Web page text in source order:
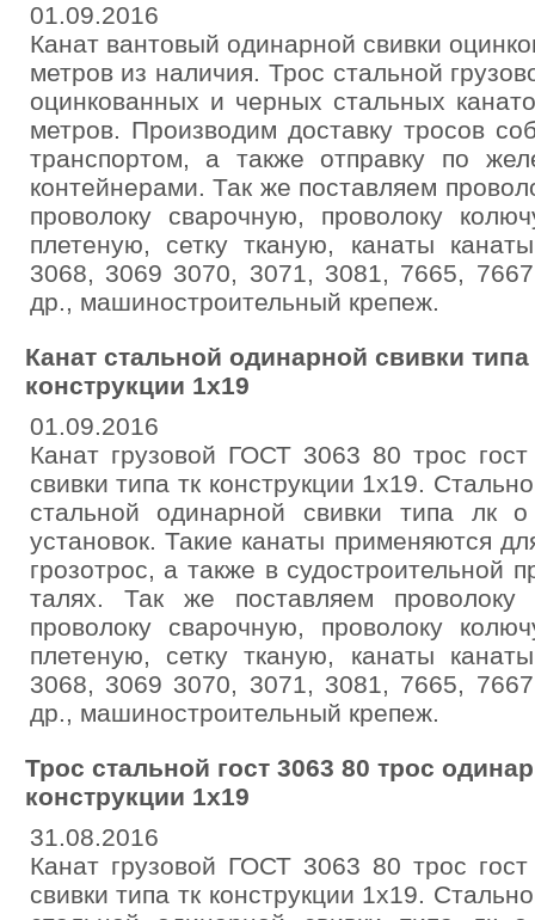
01.09.2016
Канат вантовый одинарной свивки
метров из наличия. Трос стальной
оцинкованных и черных стальных
метров. Производим доставку тросов
транспортом, а также отправку по
контейнерами. Так же поставляем
проволоку сварочную, проволоку
плетеную, сетку тканую, канаты
3068, 3069 3070, 3071, 3081, 7665,
др., машиностроительный крепеж.
Канат стальной одинарной свивки типа
конструкции 1x19
01.09.2016
Канат грузовой ГОСТ 3063 80 трос
свивки типа тк конструкции 1x19.
стальной одинарной свивки типа лк
установок. Такие канаты применяются
грозотрос, а также в судостроительной
талях. Так же поставляем
проволоку сварочную, проволоку
плетеную, сетку тканую, канаты
3068, 3069 3070, 3071, 3081, 7665,
др., машиностроительный крепеж.
Трос стальной гост 3063 80 трос
конструкции 1x19
31.08.2016
Канат грузовой ГОСТ 3063 80 трос
свивки типа тк конструкции 1x19.